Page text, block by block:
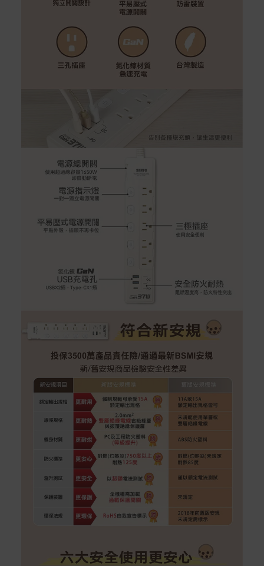
實際的到貨時間依配合的物流商做安排，在無特殊狀況下
可在出貨後的兩個工作天內送達。
預購商品依商品頁面上的出貨時間安排，且有可能因實際
生產狀況有延後情況發生。
Acer旗下品牌商品保固期限與說明請參考此連結：
s://www.acer.com/tw-zh/support/warranty/product-wa
非Acer旗下品牌商品保固依各商品和之廠商有所不同，詳
如有相關保固問題以及售後服務問題，您可以透過專線或
服務信箱聯繫客服。
本網站提供以下付款方式：
信用卡一次付清：支援Visa、Master Card及JCB卡
信用卡分期付款：限指定商品使用，滿1千享3期0利
率/滿1萬享3期0利率/滿3萬享12期0利率
LINEPAY(含iPASS MONEY)
Apple Pay：須使用行動裝置
Samsung Wallet (原Samsung Pay)：須使用行動裝